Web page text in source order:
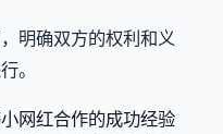
明确双方的权利和义
。
网红合作的成功经验